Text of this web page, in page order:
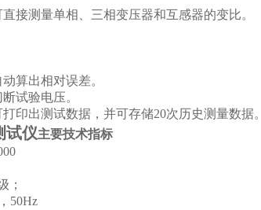
接测量单相、三相变压器和互感器的变比。
算出相对误差。
试验电压。
印出测试数据，并可存储20次历史测量数据。
试仪主要技术指标
；
50Hz